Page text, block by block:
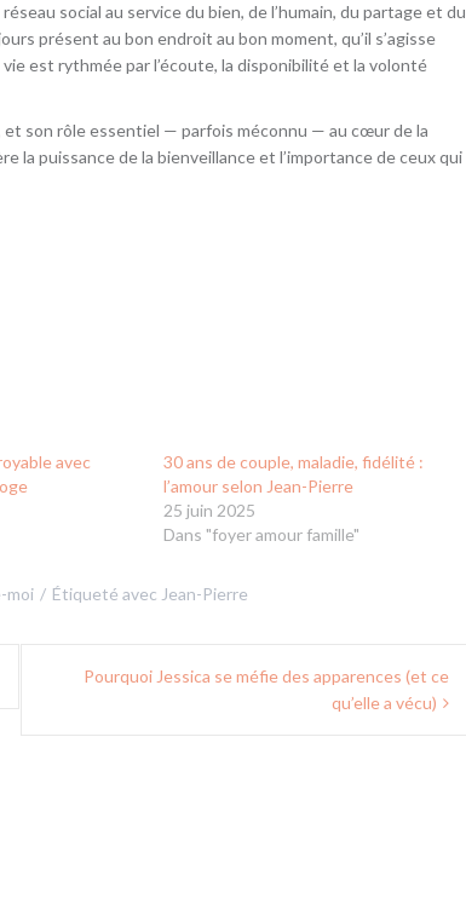
social au service du bien, de l’humain, du partage et du
présent au bon endroit au bon moment, qu’il s’agisse
vie est rythmée par l’écoute, la disponibilité et la volonté
son rôle essentiel — parfois méconnu — au cœur de la
la puissance de la bienveillance et l’importance de ceux qui
avec
30 ans de couple, maladie, fidélité :
l’amour selon Jean-Pierre
25 juin 2025
Dans "foyer amour famille"
moi Étiqueté avec Jean-Pierre
Pourquoi Jessica se méfie des apparences (et ce
qu’elle a vécu)